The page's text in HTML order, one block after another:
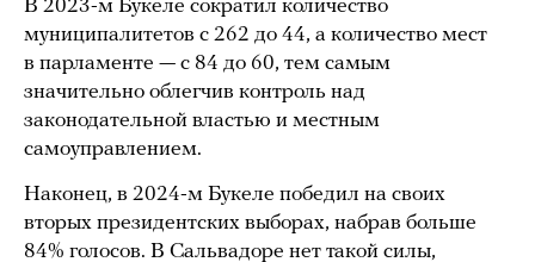
В 2023-м Букеле сократил количество
муниципалитетов с 262 до 44, а количество мест
в парламенте — с 84 до 60, тем самым
значительно облегчив контроль над
законодательной властью и местным
самоуправлением.
Наконец, в 2024-м Букеле победил на своих
вторых президентских выборах, набрав больше
84% голосов. В Сальвадоре нет такой силы,